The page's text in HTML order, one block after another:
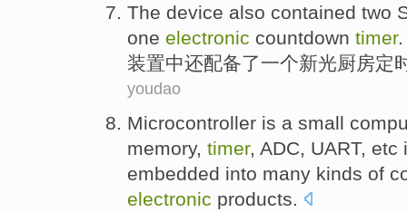
The device also contained two
one electronic countdown timer.
装置中还配备了一个新光厨房定
youdao
Microcontroller is a small
memory, timer, ADC UART, etc
embedded into many kinds of
electronic products